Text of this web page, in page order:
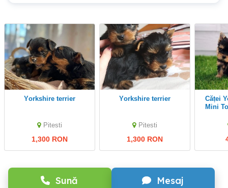
Sună Mesaj
Yorkshire terrier
Pitesti
1,300 RON
Yorkshire terrier
Pitesti
1,300 RON
Căței Yorkshire Terrier
Mini